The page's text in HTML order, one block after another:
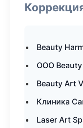
Beauty
ООО
Beauty Art
Клиника
Laser Art